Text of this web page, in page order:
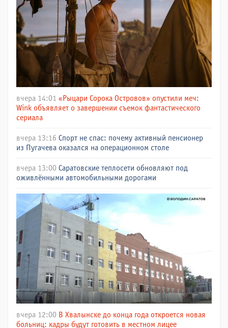
вчера 14:01 «Рыцари Сорока Островов» опустили меч:
Wink объявляет о завершении съемок фантастического
сериала
вчера 13:16 Спорт не спас: почему активный пенсионер
из Пугачева оказался на операционном столе
вчера 13:00 Саратовские теплосети обновляют под
оживлёнными автомобильными дорогами
вчера 12:00 В Хвалынске до конца года откроется новая
больниц: кадры будут готовить в местном лицее